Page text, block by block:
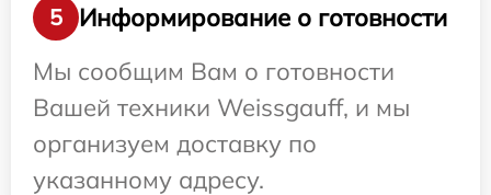
5
Информирование о готовности
Мы сообщим Вам о готовности
Вашей техники Weissgauff, и мы
организуем доставку по
указанному адресу.